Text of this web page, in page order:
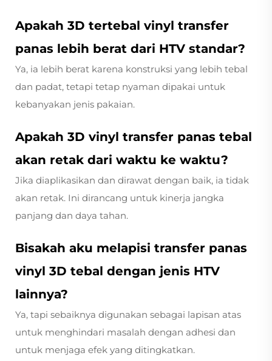
Apakah 3D tertebal vinyl transfer
panas lebih berat dari HTV standar?
Ya, ia lebih berat karena konstruksi yang lebih tebal
dan padat, tetapi tetap nyaman dipakai untuk
kebanyakan jenis pakaian.
Apakah 3D vinyl transfer panas tebal
akan retak dari waktu ke waktu?
Jika diaplikasikan dan dirawat dengan baik, ia tidak
akan retak. Ini dirancang untuk kinerja jangka
panjang dan daya tahan.
Bisakah aku melapisi transfer panas
vinyl 3D tebal dengan jenis HTV
lainnya?
Ya, tapi sebaiknya digunakan sebagai lapisan atas
untuk menghindari masalah dengan adhesi dan
untuk menjaga efek yang ditingkatkan.